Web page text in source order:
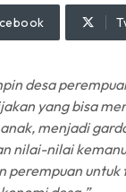
desa
yang bisa
menjadi
nilai-nilai
perempuan